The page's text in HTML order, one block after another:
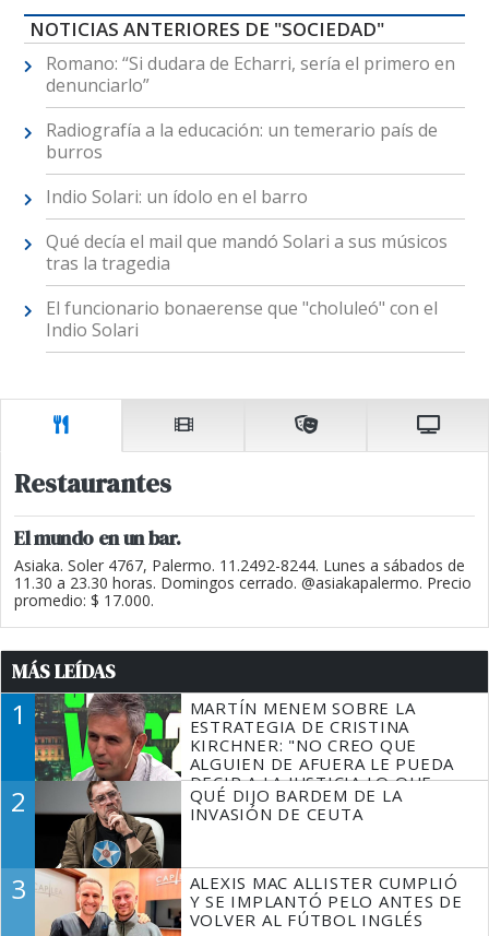
NOTICIAS ANTERIORES DE "SOCIEDAD"
Romano: “Si dudara de Echarri, sería el primero en
denunciarlo”
Radiografía a la educación: un temerario país de
burros
Indio Solari: un ídolo en el barro
Qué decía el mail que mandó Solari a sus músicos
tras la tragedia
El funcionario bonaerense que "choluleó" con el
Indio Solari
Restaurantes
El mundo en un bar.
Asiaka. Soler 4767, Palermo. 11.2492-8244. Lunes a sábados de
11.30 a 23.30 horas. Domingos cerrado. @asiakapalermo. Precio
promedio: $ 17.000.
MÁS LEÍDAS
1
MARTÍN MENEM SOBRE LA
ESTRATEGIA DE CRISTINA
KIRCHNER: "NO CREO QUE
ALGUIEN DE AFUERA LE PUEDA
DECIR A LA JUSTICIA LO QUE
TIENE QUE HACER"
2
QUÉ DIJO BARDEM DE LA
INVASIÓN DE CEUTA
3
ALEXIS MAC ALLISTER CUMPLIÓ
Y SE IMPLANTÓ PELO ANTES DE
VOLVER AL FÚTBOL INGLÉS